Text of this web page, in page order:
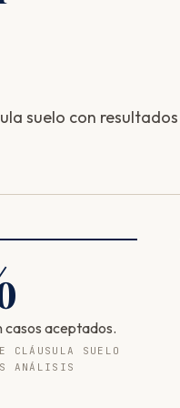
suelo con resultados
casos aceptados.
CLÁUSULA SUELO
ANÁLISIS